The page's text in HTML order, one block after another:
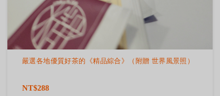
嚴選各地優質好茶的《精品綜合》（附贈 世界風景照）
NT$288